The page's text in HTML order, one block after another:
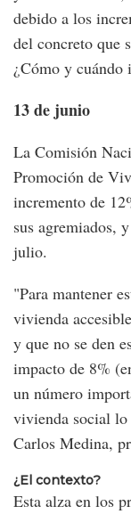
debido a los
del concreto que
¿Cómo y cuándo
13 de junio
La Comisión
Promoción de
incremento de
sus agremiados,
julio.
"Para mantener
vivienda
y que no se den
impacto de 8%
un número
vivienda social lo
Carlos Medina,
¿El contexto?
Esta alza en los